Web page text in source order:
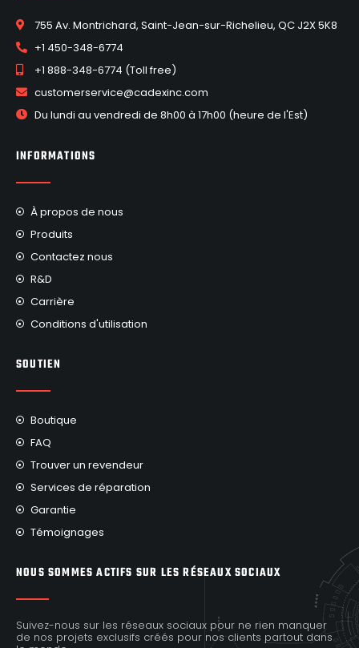
755 Av. Montrichard, Saint-Jean-sur-Richelieu, QC J2X 5K8
+1 450-348-6774
+1 888-348-6774 (Toll free)
customerservice@cadexinc.com
Du lundi au vendredi de 8h00 à 17h00 (heure de l'Est)
INFORMATIONS
À propos de nous
Produits
Contactez nous
R&D
Carrière
Conditions d'utilisation
SOUTIEN
Boutique
FAQ
Trouver un revendeur
Services de réparation
Garantie
Témoignages
NOUS SOMMES ACTIFS SUR LES RÉSEAUX SOCIAUX
Suivez-nous sur les réseaux sociaux pour ne rien manquer
de nos projets exclusifs créés pour nos clients partout dans